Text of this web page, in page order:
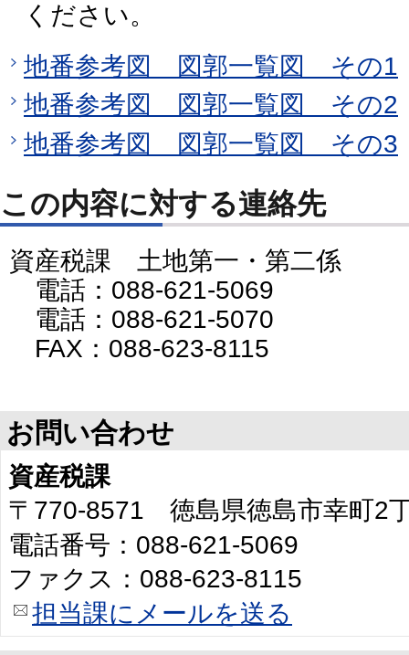
ください。
地番参考図 図郭一覧図 その1
地番参考図 図郭一覧図 その2
地番参考図 図郭一覧図 その3
この内容に対する連絡先
資産税課 土地第一・第二係
電話：088-621-5069
電話：088-621-5070
FAX：088-623-8115
お問い合わせ
資産税課
〒770-8571 徳島県徳島市幸町2
電話番号：088-621-5069
ファクス：088-623-8115
担当課にメールを送る